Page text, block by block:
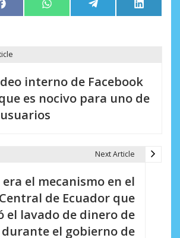
Compartir
en
Facebook Compartir
en
WhatsApp Compartir
en
Telegram
en
LinkedIn
interno de Facebook
es nocivo para uno de
Next Article
era el mecanismo en el
de Ecuador que
el lavado de dinero de
durante el gobierno de